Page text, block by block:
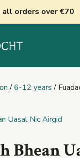
all orders over €70
/6-12 years/
Bhean